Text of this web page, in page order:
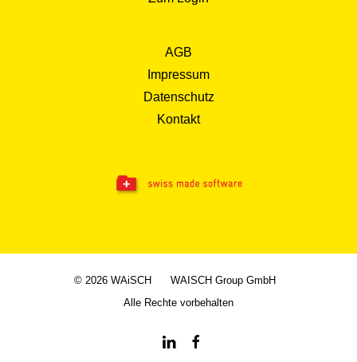
AGB
Impressum
Datenschutz
Kontakt
© 2026 WAiSCH
WAISCH Group GmbH
Alle Rechte vorbehalten